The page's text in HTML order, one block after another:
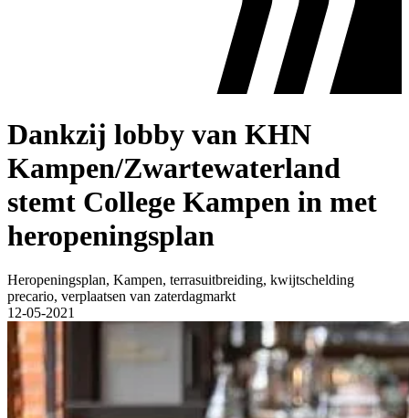
Dankzij lobby van KHN
Kampen/Zwartewaterland
stemt College Kampen in met
heropeningsplan
Heropeningsplan, Kampen, terrasuitbreiding, kwijtschelding
precario, verplaatsen van zaterdagmarkt
12-05-2021